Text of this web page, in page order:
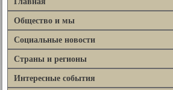
Общество и мы
Социальные новости
Страны и регионы
Интересные события